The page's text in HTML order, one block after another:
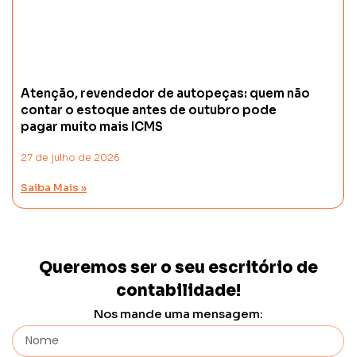
Atenção, revendedor de autopeças: quem não
contar o estoque antes de outubro pode
pagar muito mais ICMS
27 de julho de 2026
Saiba Mais »
Queremos ser o seu escritório de
contabilidade!
Nos mande uma mensagem: